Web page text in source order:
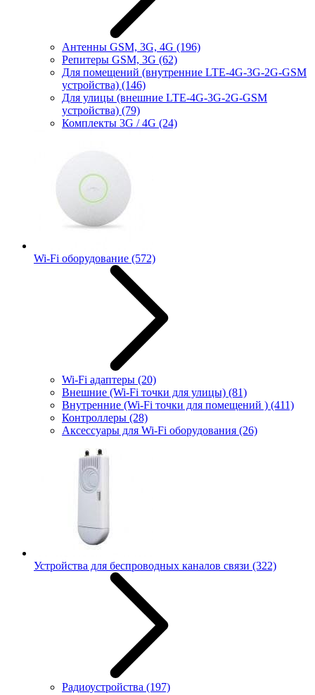
Антенны GSM, 3G, 4G (196)
Репитеры GSM, 3G (62)
Для помещений (внутренние LTE-4G-3G-2G-GSM
устройства) (146)
Для улицы (внешние LTE-4G-3G-2G-GSM
устройства) (79)
Комплекты 3G / 4G (24)
Wi-Fi оборудование (572)
Wi-Fi адаптеры (20)
Внешние (Wi-Fi точки для улицы) (81)
Внутренние (Wi-Fi точки для помещений ) (411)
Контроллеры (28)
Аксессуары для Wi-Fi оборудования (26)
Устройства для беспроводных каналов связи (322)
Радиоустройства (197)